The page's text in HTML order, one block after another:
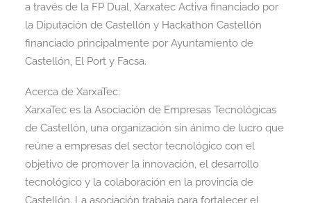
a través de la FP Dual, Xarxatec Activa financiado por
la Diputación de Castellón y Hackathon Castellón
financiado principalmente por Ayuntamiento de
Castellón, El Port y Facsa.
Acerca de XarxaTec:
XarxaTec es la Asociación de Empresas Tecnológicas
de Castellón, una organización sin ánimo de lucro que
reúne a empresas del sector tecnológico con el
objetivo de promover la innovación, el desarrollo
tecnológico y la colaboración en la provincia de
Castellón. La asociación trabaja para fortalecer el